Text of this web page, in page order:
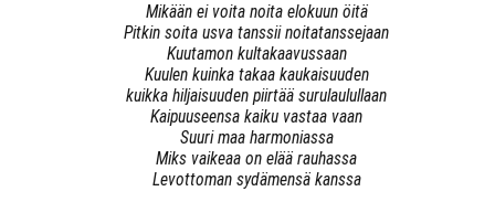
Mikään ei voita noita elokuun öitä
Pitkin soita usva tanssii noitatanssejaan
Kuutamon kultakaavussaan
Kuulen kuinka takaa kaukaisuuden
kuikka hiljaisuuden piirtää surulaulullaan
Kaipuuseensa kaiku vastaa vaan
Suuri maa harmoniassa
Miks vaikeaa on elää rauhassa
Levottoman sydämensä kanssa